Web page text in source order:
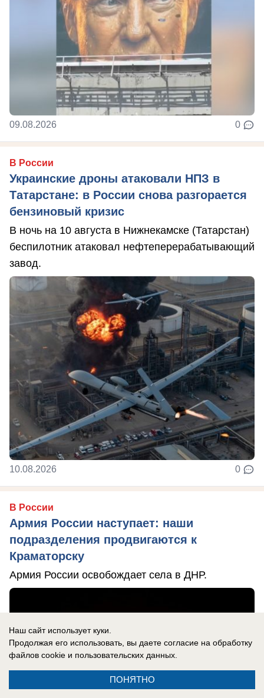
09.08.2026 0
В России
Украинские дроны атаковали НПЗ в
Татарстане: в России снова разгорается
бензиновый кризис
В ночь на 10 августа в Нижнекамске (Татарстан)
беспилотник атаковал нефтеперерабатывающий
завод.
10.08.2026 0
В России
Армия России наступает: наши
подразделения продвигаются к
Краматорску
Армия России освобождает села в ДНР.
Наш сайт использует куки.
Продолжая его использовать, вы даете согласие на обработку
файлов cookie и пользовательских данных.
ПОНЯТНО